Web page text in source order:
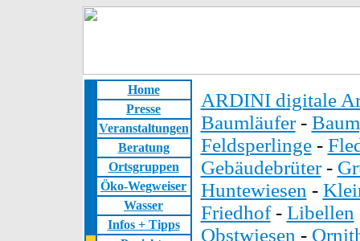
Home
Presse
Veranstaltungen
Beratung
Ortsgruppen
Öko-Wegweiser
Wasser
Infos + Tipps
ARDINI digitale
Baumläufer-
Feldsperlinge-
Gebäudebrüter-
Huntewiesen -
Friedhof- Libellen
Obstwiesen -